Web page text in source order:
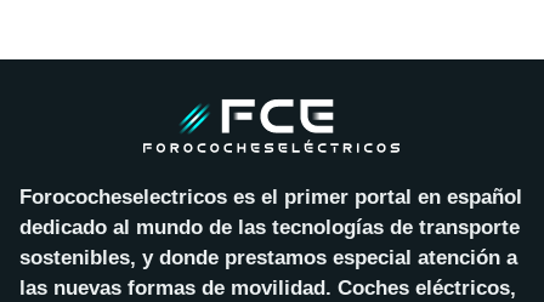
Forococheselectricos es el primer portal en español
dedicado al mundo de las tecnologías de transporte
sostenibles, y donde prestamos especial atención a
las nuevas formas de movilidad. Coches eléctricos,